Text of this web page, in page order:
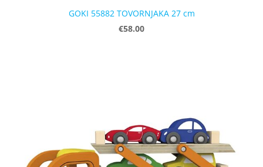
GOKI 55882 TOVORNJAKA 27 cm
€58.00